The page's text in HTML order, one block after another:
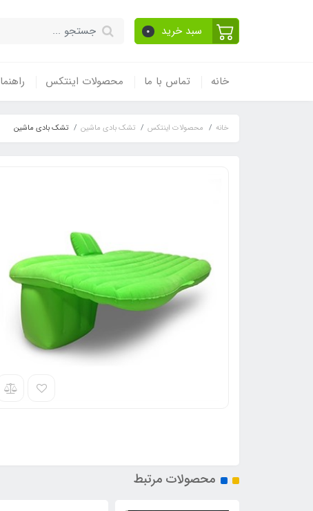
سبد خرید 0
خانه تماس با ما محصولات اینتکس راهنما
خانه محصولات اینتکس تشک بادی ماشین تشک بادی ماشین
محصولات مرتبط